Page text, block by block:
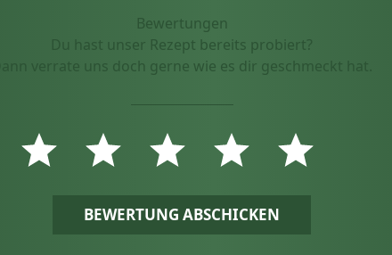
Bewertungen
Du hast unser Rezept bereits probiert?
Dann verrate uns doch gerne wie es dir geschmeckt hat.
BEWERTUNG ABSCHICKEN